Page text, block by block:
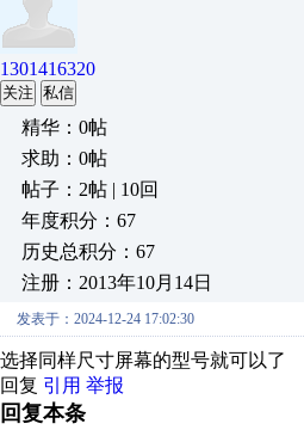
1301416320
关注 私信
精华：0帖
求助：0帖
帖子：2帖 | 10回
年度积分：67
历史总积分：67
注册：2013年10月14日
发表于：2024-12-24 17:02:30
选择同样尺寸屏幕的型号就可以了
回复 引用 举报
回复本条